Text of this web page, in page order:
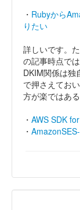
・ Rubyから
りたい
詳しいです。
の記事時点で
DKIM関係は独
で押さえてお
方が楽ではある
・ AWS SDK
・